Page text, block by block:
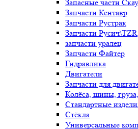
Запасные части
Запчасти Кентавр
Запчасти Рустрак
Запчасти Русич\TZR
запчасти уралец
Запчасти Файтер
Гидравлика
Двигатели
Запчасти для
Колёса, шины,
Стандартные
Стёкла
Универсальные